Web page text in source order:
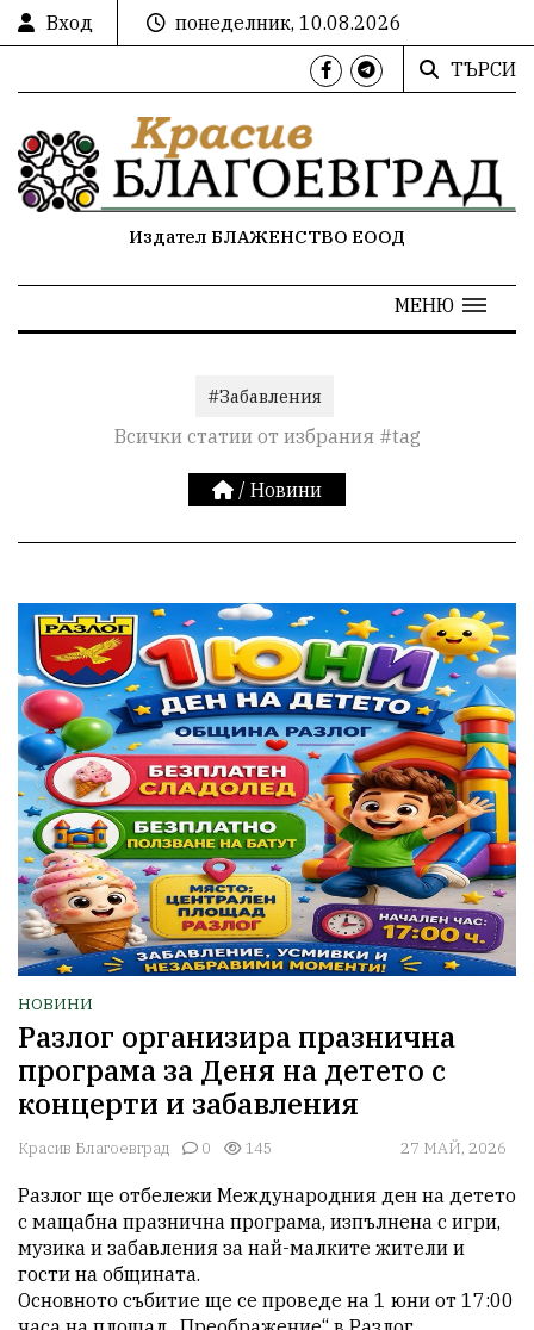
Вход
понеделник, 10.08.2026
ТЪРСИ
Издател БЛАЖЕНСТВО ЕООД
МЕНЮ
#Забавления
Всички статии от избрания #tag
/ Новини
НОВИНИ
Разлог организира празнична
програма за Деня на детето с
концерти и забавления
Красив Благоевград 0 145 27 МАЙ, 2026
Разлог ще отбележи Международния ден на детето
с мащабна празнична програма, изпълнена с игри,
музика и забавления за най-малките жители и
гости на общината.
Основното събитие ще се проведе на 1 юни от 17:00